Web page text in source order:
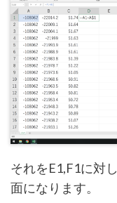
それをE1,F1に対
面になります。